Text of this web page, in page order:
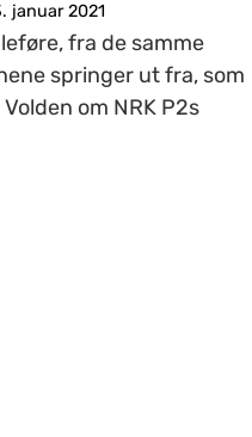
januar 2021
fra de samme
springer ut fra, som
om NRK P2s